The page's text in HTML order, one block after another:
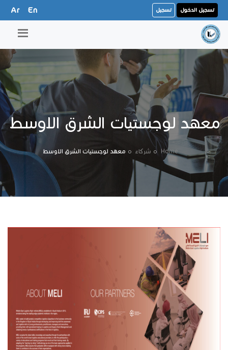
تسجيل الدخول تسجيل En
Ar
معهد لوجستيات الشرق الاوسط
Home شركاء معهد لوجستيات الشرق الاوسط